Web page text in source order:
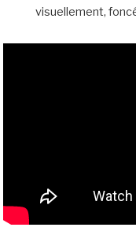
visuellement,